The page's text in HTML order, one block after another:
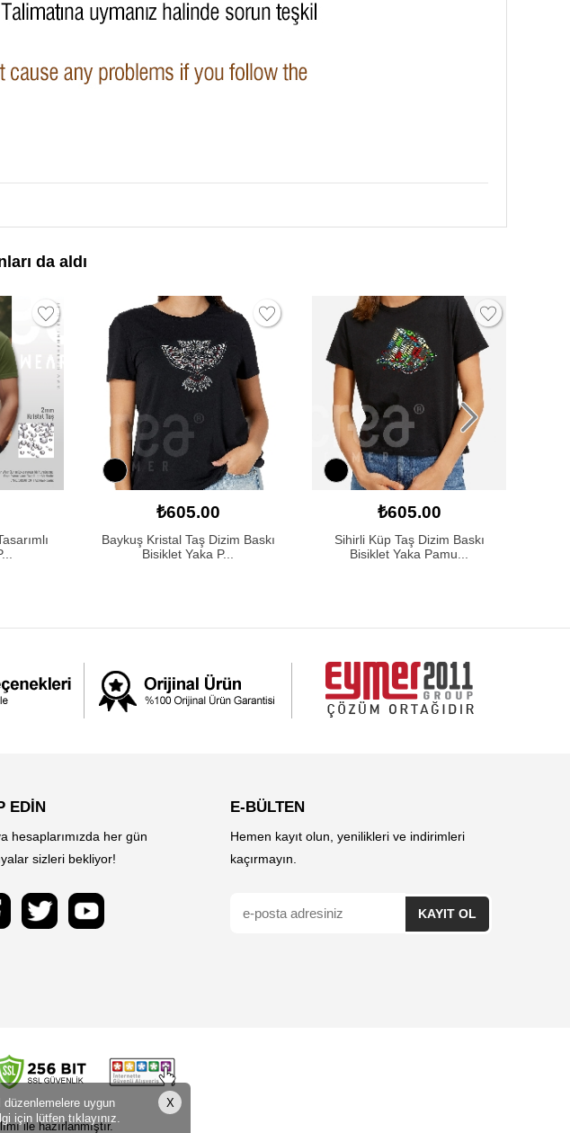
da aldı
₺605.00
Baykuş Kristal Taş Dizim Baskı
Bisiklet Yaka P...
₺605.00
Sihirli Küp Taş Dizim Baskı
Bisiklet Yaka Pamu...
EDİN E-BÜLTEN
hesaplarımızda her gün
sizleri bekliyor!
Hemen kayıt olun, yenilikleri ve indirimleri
kaçırmayın.
ile hazırlanmıştır.
uygun
için lütfen tıklayınız.
X